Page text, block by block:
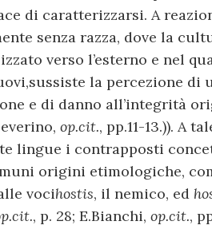
di caratterizzarsi. A
senza razza, dove la
verso l’esterno e nel
la percezione di
e di danno all’integrità
op.cit., pp.11-13.)). A
lingue i contrapposti
origini etimologiche,
vocihostis, il nemico, ed
, p. 28; E.Bianchi, op.cit.,